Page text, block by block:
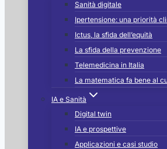
Sanità digitale
Ipertensione: una priorità
Ictus, la sfida dell’equità
La sfida della prevenzione
Telemedicina in Italia
La matematica fa bene al
IA e Sanità
Digital twin
IA e prospettive
Applicazioni e casi studio